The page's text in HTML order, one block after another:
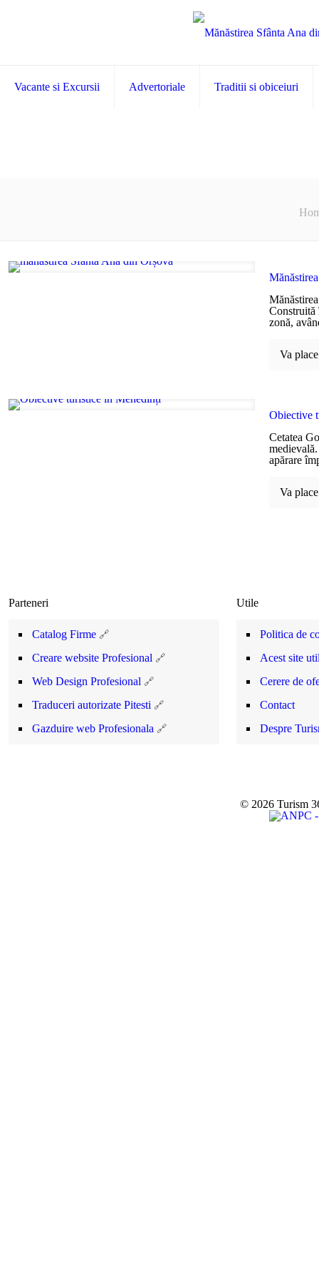
Vacante si Excursii Advertoriale Traditii si obiceiuri
Construită
zonă,
Va
Obiective
Cetatea
apărare
Va
Parteneri
Catalog Firme
Creare website Profesional
Web Design Profesional
Traduceri autorizate Pitesti
Gazduire web Profesionala
Utile
Politica de
Acest site
Cerere de
Contact
Despre
© 2026 Turism